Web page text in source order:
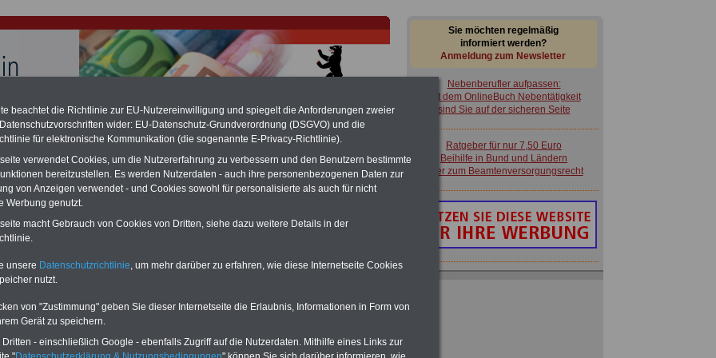
für Beamte und Ruhestandsbeamte (zu geringe Alimentation)
hat die Berliner Landesbesoldung für verfassungs-widrig
muss bisMärz 2027 eine Neuregelung der Besoldung beschließen). Auch beim
& Ruhestandsbeamte) gibt es teilweise hohe Nachzahlungen (Medienberichten
füralle (!) Beamtezwischenmind. 3.000 und 13.000 Euro, Der INFO-
hierzu eine Broschüre heraus, die unmittelbar nach dem Beschluss des
der Bundesregierung vorgelegt wird (wahrscheinlich im Quartal.2026
der Broschüre.
Beamte und den öffentlichen Dienst in Berlin:
mit drei Ratgebern für nur
für Beamtinnen
versorgungsrecht
sowie Beihilferecht in Bund und
PDF-SERVICE: 10 Bücher bzw. eBooks zu
DienstZum Komplettpreis von 15 Euro im Jahr
können Sie zehn Bücher als eBook
Sie möchten regelmäßig
informiert werden?
Anmeldung zum Newsletter
Nebenberufler aufpassen:
mit dem OnlineBuch Nebentätigkeit
sind Sie auf der sicheren Seite
Ratgeber für nur 7,50 Euro
Beihilfe in Bund und Ländern
oder zum Beamtenversorgungsrecht
beachtet die Richtlinie zur EU-Nutzereinwilligung und spiegelt die Anforderungen zweier
wider: EU-Datenschutz-Grundverordnung (DSGVO) und die
für elektronische Kommunikation (die sogenannte E-Privacy-Richtlinie).
verwendet Cookies, um die Nutzererfahrung zu verbessern und den Benutzern bestimmte
bereitzustellen. Es werden Nutzerdaten - auch ihre personenbezogenen Daten zur
von Anzeigen verwendet - und Cookies sowohl für personalisierte als auch für nicht
Werbung genutzt.
macht Gebrauch von Cookies von Dritten, siehe dazu weitere Details in der
unsere Datenschutzrichtlinie , um mehr darüber zu erfahren, wie diese Internetseite Cookies
nutzt.
von "Zustimmung" geben Sie dieser Internetseite die Erlaubnis, Informationen in Form von
Gerät zu speichern.
- einschließlich Google - ebenfalls Zugriff auf die Nutzerdaten. Mithilfe eines Links zur